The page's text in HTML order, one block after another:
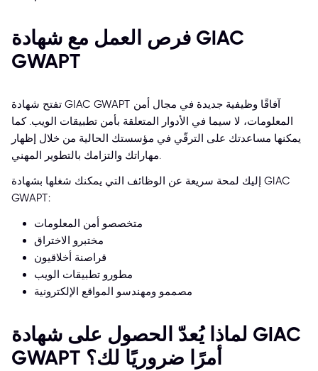
فرص العمل مع شهادة GIAC
GWAPT
تفتح شهادة GIAC GWAPT آفاقًا وظيفية جديدة في مجال أمن
المعلومات، لا سيما في الأدوار المتعلقة بأمن تطبيقات الويب. كما
يمكنها مساعدتك على الترقّي في مؤسستك الحالية من خلال إظهار
مهاراتك والتزامك بالتطوير المهني.
إليك لمحة سريعة عن الوظائف التي يمكنك شغلها بشهادة GIAC
GWAPT:
متخصصو أمن المعلومات
مختبرو الاختراق
قراصنة أخلاقيون
مطورو تطبيقات الويب
مصممو ومهندسو المواقع الإلكترونية
لماذا يُعدّ الحصول على شهادة GIAC
GWAPT أمرًا ضروريًا لك؟